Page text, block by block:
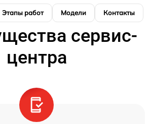
Этапы работ Модели Контакты
сервис-
центра